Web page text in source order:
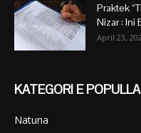
Praktek
Nizar : Ini
April 23,
KATEGORI E
Natuna